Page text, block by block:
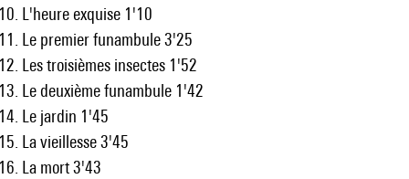
L'heure exquise 1'10
Le premier funambule 3'25
Les troisièmes insectes 1'52
Le deuxième funambule 1'42
Le jardin 1'45
La vieillesse 3'45
La mort 3'43